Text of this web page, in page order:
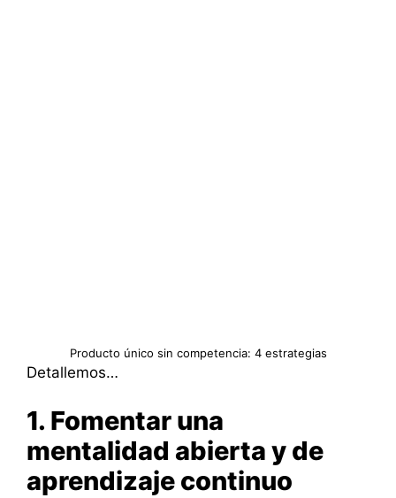
Producto único sin competencia: 4 estrategias
Detallemos…
1. Fomentar una
mentalidad abierta y de
aprendizaje continuo